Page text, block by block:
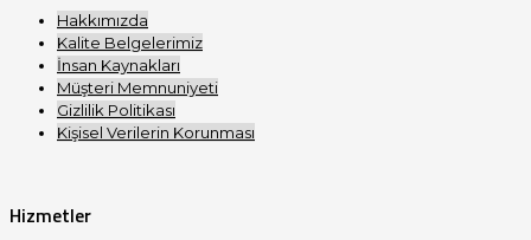
Hakkımızda
Kalite Belgelerimiz
İnsan Kaynakları
Müşteri Memnuniyeti
Gizlilik Politikası
Kişisel Verilerin Korunması
Hizmetler